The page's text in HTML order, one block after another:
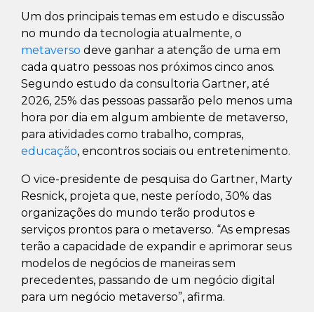
Um dos principais temas em estudo e discussão
no mundo da tecnologia atualmente, o
metaverso deve ganhar a atenção de uma em
cada quatro pessoas nos próximos cinco anos.
Segundo estudo da consultoria Gartner, até
2026, 25% das pessoas passarão pelo menos uma
hora por dia em algum ambiente de metaverso,
para atividades como trabalho, compras,
educação, encontros sociais ou entretenimento.
O vice-presidente de pesquisa do Gartner, Marty
Resnick, projeta que, neste período, 30% das
organizações do mundo terão produtos e
serviços prontos para o metaverso. “As empresas
terão a capacidade de expandir e aprimorar seus
modelos de negócios de maneiras sem
precedentes, passando de um negócio digital
para um negócio metaverso”, afirma.